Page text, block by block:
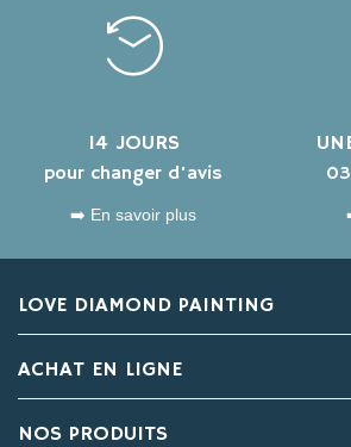
14 JOURS
pour changer d'avis
➡️ En savoir plus
LOVE DIAMOND PAINTING
ACHAT EN LIGNE
NOS PRODUITS